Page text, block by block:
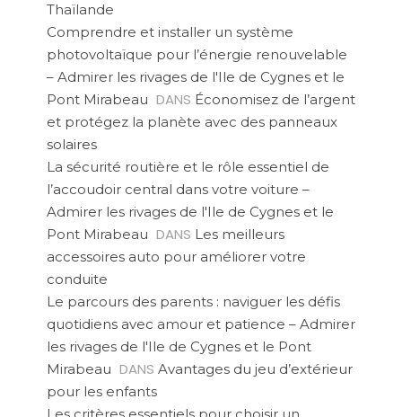
Thaïlande
Comprendre et installer un système
photovoltaïque pour l’énergie renouvelable
– Admirer les rivages de l'Ile de Cygnes et le
Pont Mirabeau DANS Économisez de l’argent
et protégez la planète avec des panneaux
solaires
La sécurité routière et le rôle essentiel de
l’accoudoir central dans votre voiture –
Admirer les rivages de l'Ile de Cygnes et le
Pont Mirabeau DANS Les meilleurs
accessoires auto pour améliorer votre
conduite
Le parcours des parents : naviguer les défis
quotidiens avec amour et patience – Admirer
les rivages de l'Ile de Cygnes et le Pont
Mirabeau DANS Avantages du jeu d’extérieur
pour les enfants